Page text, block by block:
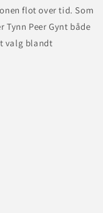
flot over tid. Som
Tynn Peer Gynt både
valg blandt